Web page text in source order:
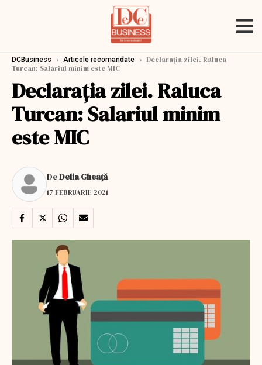
DCBusiness › Articole recomandate › Declarația zilei. Raluca
Turcan: Salariul minim este MIC
Declarația zilei. Raluca
Turcan: Salariul minim
este MIC
DeDelia Gheață
17 FEBRUARIE 2021